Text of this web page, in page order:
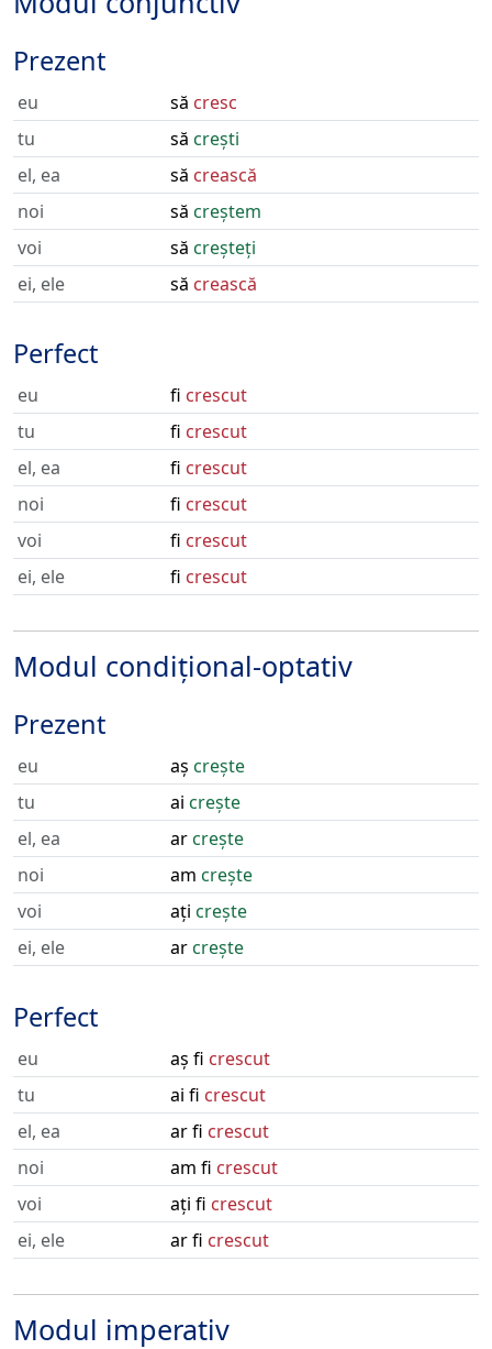
Prezent
eu să cresc
tu
să crești
el, ea
să crească
noi
să creștem
voi
să creșteți
ei, ele
să crească
Perfect
eu fi crescut
tu
fi crescut
el, ea
fi crescut
noi
fi crescut
voi
fi crescut
ei, ele
fi crescut
Modul condițional-optativ
Prezent
eu aș crește
tu
ai crește
el, ea
arcrește
noi
am crește
voi
ați crește
ei, ele
arcrește
Perfect
eu aș fi crescut
tu
ai fi crescut
el, ea
ar fi crescut
noi
am fi crescut
voi
ați fi crescut
ei, ele
ar fi crescut
Modul imperativ